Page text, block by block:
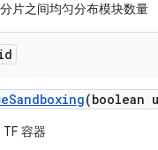
片之间均匀分布模块数量
Sandboxing(boolean
容器